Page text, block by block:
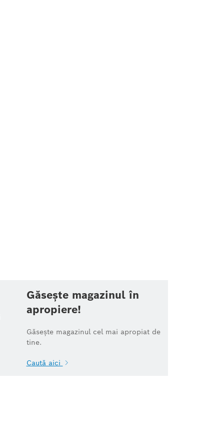
Găsește magazinul în
apropiere!
Găsește magazinul cel mai apropiat de
tine.
Caută aici